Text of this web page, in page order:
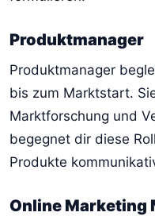
Produktmanager
Produktmanager
bis zum Marktstart.
Marktforschung und
begegnet dir diese
Produkte
Online Marketing